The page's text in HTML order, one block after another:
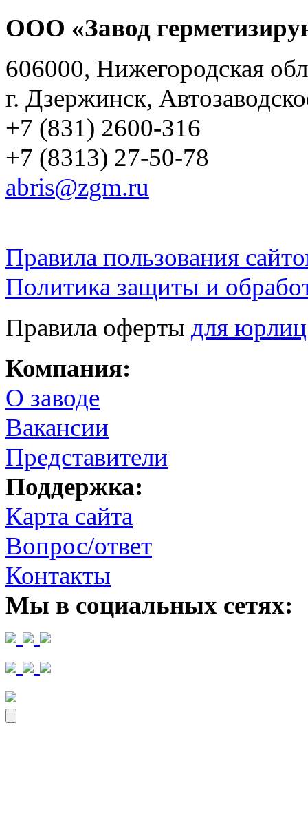
ООО «Завод
606000, Нижегородская
г. Дзержинск,
+7 (831) 2600-316
+7 (8313) 27-50-78
abris@zgm.ru
Правила пользования
Политика защиты и
Правила оферты для
Компания:
О заводе
Вакансии
Представители
Поддержка:
Карта сайта
Вопрос/ответ
Контакты
Мы в социальных сетях: